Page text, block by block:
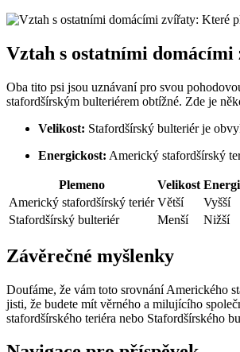
Vztah s ostatními
Oba tito psi jsou uznávaní pro svou
stafordšírským bulteriérem obtížné. Zde je
Velikost: Stafordšírský bulteriér je
Energickost: Americký stafordšírský
Plemeno Velikost
Americký stafordšírský teriér Větší
Vyšší
Stafordšírský bulteriér
Menší Nižší
Závěrečné myšlenky
Doufáme, že vám toto srovnání Amerického
jisti, že budete mít věrného a milujícího
stafordšírského teriéra nebo Stafordšírského